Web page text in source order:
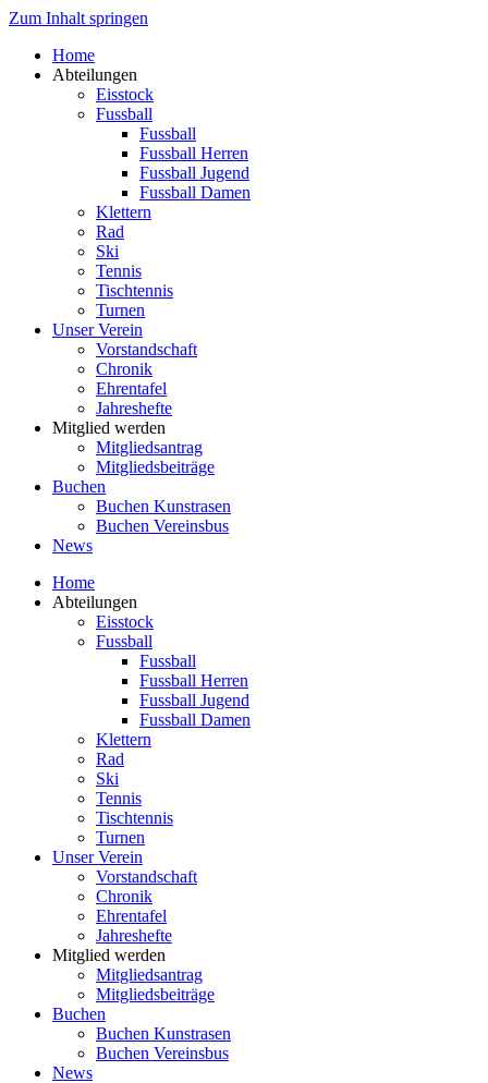
Zum Inhalt springen
Home
Abteilungen
Eisstock
Fussball
Fussball
Fussball Herren
Fussball Jugend
Fussball Damen
Klettern
Rad
Ski
Tennis
Tischtennis
Turnen
Unser Verein
Vorstandschaft
Chronik
Ehrentafel
Jahreshefte
Mitglied werden
Mitgliedsantrag
Mitgliedsbeiträge
Buchen
Buchen Kunstrasen
Buchen Vereinsbus
News
Home
Abteilungen
Eisstock
Fussball
Fussball
Fussball Herren
Fussball Jugend
Fussball Damen
Klettern
Rad
Ski
Tennis
Tischtennis
Turnen
Unser Verein
Vorstandschaft
Chronik
Ehrentafel
Jahreshefte
Mitglied werden
Mitgliedsantrag
Mitgliedsbeiträge
Buchen
Buchen Kunstrasen
Buchen Vereinsbus
News